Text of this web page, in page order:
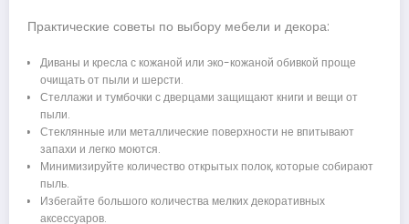
Практические советы по выбору мебели и декора:
Диваны и кресла с кожаной или эко-кожаной обивкой проще
очищать от пыли и шерсти.
Стеллажи и тумбочки с дверцами защищают книги и вещи от
пыли.
Стеклянные или металлические поверхности не впитывают
запахи и легко моются.
Минимизируйте количество открытых полок, которые собирают
пыль.
Избегайте большого количества мелких декоративных
аксессуаров.